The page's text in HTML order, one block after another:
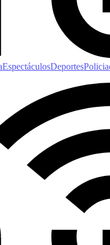
EspectáculosDeportes